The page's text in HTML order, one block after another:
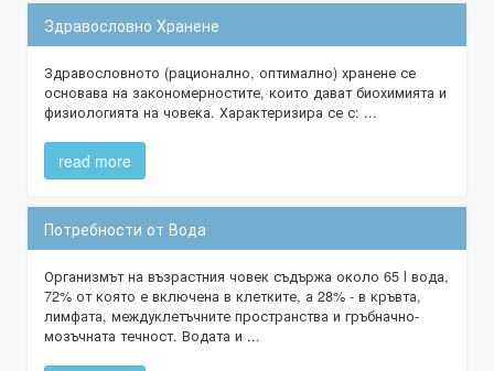
Здравословно Хранене
Здравословното (рационално, оптимално) хранене се
основава на закономерностите, които дават биохимията и
физиологията на човека. Характеризира се с: ...
read more
Потребности от Вода
Организмът на възрастния човек съдържа около 65 l вода,
72% от която е включена в клетките, а 28% - в кръвта,
лимфата, междуклетъчните пространства и гръбначно-
мозъчната течност. Водата и ...